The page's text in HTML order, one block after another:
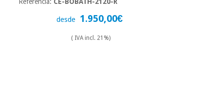
desde 1.950,00€
( IVA incl. 21%)